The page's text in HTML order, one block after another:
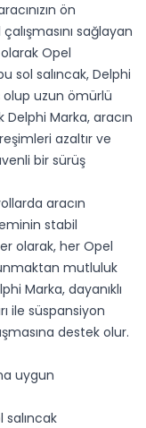
ön
sağlayan
Opel
sol salıncak, Delphi
olup uzun ömürlü
Delphi Marka, aracın
azaltır ve
bir sürüş
aracın
stabil
olarak, her Opel
mutluluk
Marka, dayanıklı
ile süspansiyon
destek olur.
uygun
salıncak